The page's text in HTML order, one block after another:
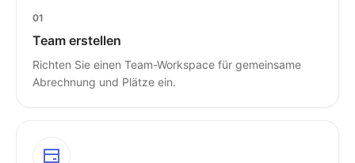
01
Team erstellen
Richten Sie einen Team-Workspace für gemeinsame
Abrechnung und Plätze ein.